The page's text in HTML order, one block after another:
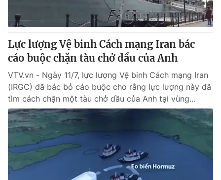
Lực lượng Vệ binh Cách mạng Iran bác
cáo buộc chặn tàu chở dầu của Anh
VTV.vn - Ngày 11/7, lực lượng Vệ binh Cách mạng Iran
(IRGC) đã bác bỏ cáo buộc cho rằng lực lượng này đã
tìm cách chặn một tàu chở dầu của Anh tại vùng...